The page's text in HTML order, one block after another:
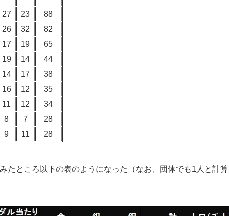
27 23
88
26 32
82
17 19
65
19 14
44
14 17
38
16 12
35
11 12
34
8 7
28
9 11 28
たところ以下の表のようになった（なお、団体でも1人と計算